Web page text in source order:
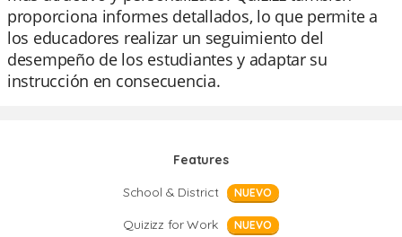
proporciona informes detallados, lo que permite a
los educadores realizar un seguimiento del
desempeño de los estudiantes y adaptar su
instrucción en consecuencia.
Features
School & District
NUEVO
Quizizz for Work NUEVO